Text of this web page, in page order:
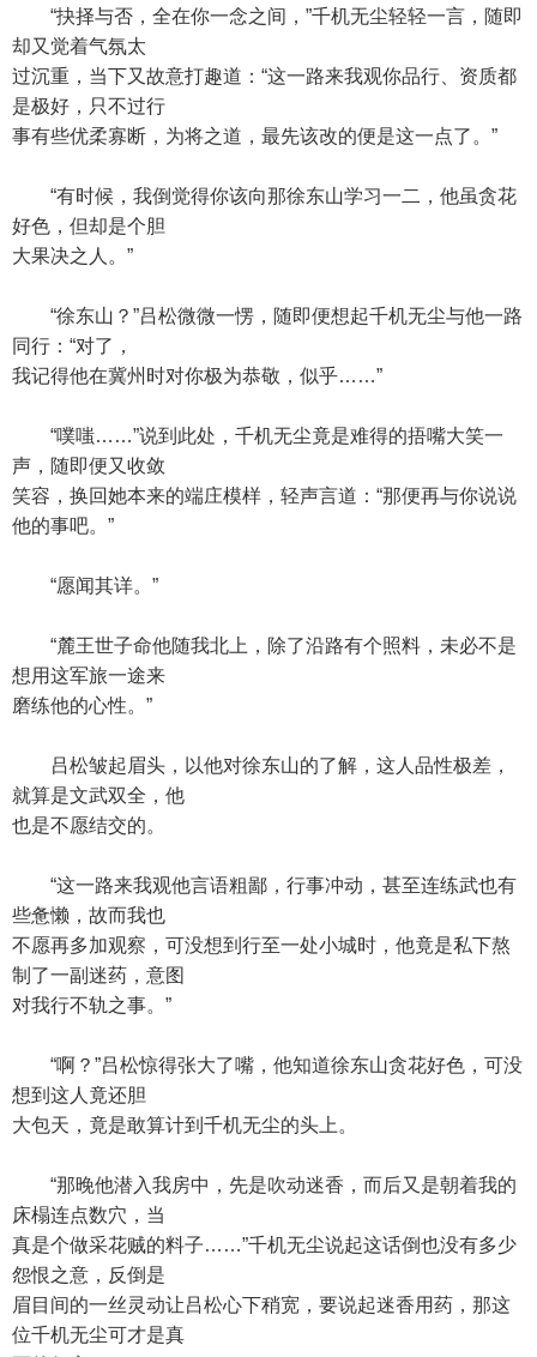
“抉择与否，全在你一念之间，”千机无尘轻轻一言，随即
却又觉着气氛太
过沉重，当下又故意打趣道：“这一路来我观你品行、资质都
是极好，只不过行
事有些优柔寡断，为将之道，最先该改的便是这一点了。”
“有时候，我倒觉得你该向那徐东山学习一二，他虽贪花
好色，但却是个胆
大果决之人。”
“徐东山？”吕松微微一愣，随即便想起千机无尘与他一路
同行：“对了，
我记得他在冀州时对你极为恭敬，似乎……”
“噗嗤……”说到此处，千机无尘竟是难得的捂嘴大笑一
声，随即便又收敛
笑容，换回她本来的端庄模样，轻声言道：“那便再与你说说
他的事吧。”
“愿闻其详。”
“麓王世子命他随我北上，除了沿路有个照料，未必不是
想用这军旅一途来
磨练他的心性。”
吕松皱起眉头，以他对徐东山的了解，这人品性极差，
就算是文武双全，他
也是不愿结交的。
“这一路来我观他言语粗鄙，行事冲动，甚至连练武也有
些惫懒，故而我也
不愿再多加观察，可没想到行至一处小城时，他竟是私下熬
制了一副迷药，意图
对我行不轨之事。”
“啊？”吕松惊得张大了嘴，他知道徐东山贪花好色，可没
想到这人竟还胆
大包天，竟是敢算计到千机无尘的头上。
“那晚他潜入我房中，先是吹动迷香，而后又是朝着我的
床榻连点数穴，当
真是个做采花贼的料子……”千机无尘说起这话倒也没有多少
怨恨之意，反倒是
眉目间的一丝灵动让吕松心下稍宽，要说起迷香用药，那这
位千机无尘可才是真